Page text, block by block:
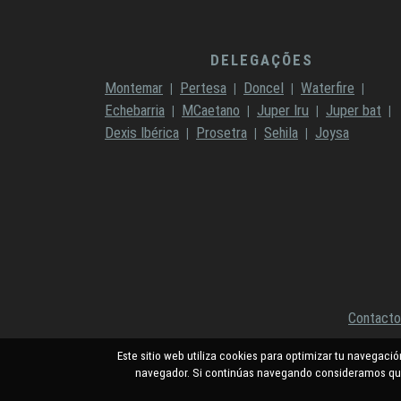
DELEGAÇÕES
Montemar
Pertesa Doncel
Waterfire
Echebarria
MCaetano Juper Iru
Juper bat
Dexis Ibérica
Prosetra Sehila Joysa
Este sitio web utiliza cookies para optimizar tu
navegador. Si continúas navegando consideramos